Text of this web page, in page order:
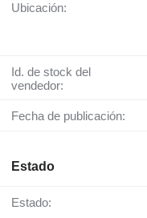
Ubicación:
Id. de stock del
vendedor:
Fecha de publicación:
Estado
Estado: